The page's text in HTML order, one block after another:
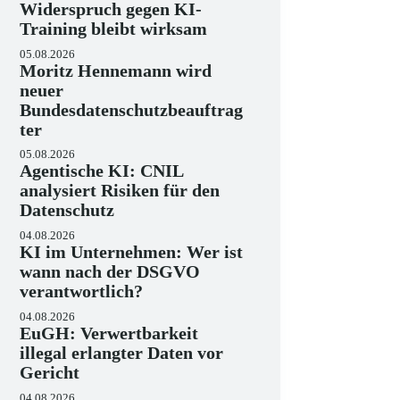
Widerspruch gegen KI-
Training bleibt wirksam
05.08.2026
Moritz Hennemann wird
neuer
Bundesdatenschutzbeauftrag
ter
05.08.2026
Agentische KI: CNIL
analysiert Risiken für den
Datenschutz
04.08.2026
KI im Unternehmen: Wer ist
wann nach der DSGVO
verantwortlich?
04.08.2026
EuGH: Verwertbarkeit
illegal erlangter Daten vor
Gericht